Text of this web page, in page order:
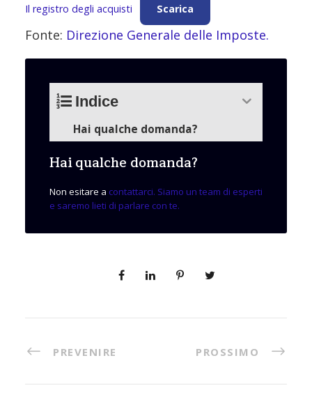
Il registro degli acquisti Scarica
Fonte: Direzione Generale delle Imposte.
Indice
Hai qualche domanda?
Hai qualche domanda?
Non esitare a contattarci. Siamo un team di esperti
e saremo lieti di parlare con te.
PREVENIRE PROSSIMO